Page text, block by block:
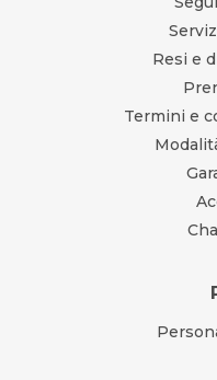
Resi e
Termini e